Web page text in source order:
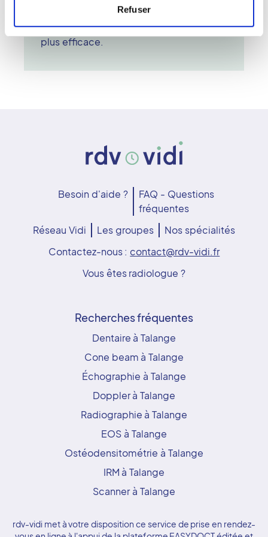
Refuser
des anomalies est précoce, la
prévention renforcée et le suivi médical
plus efficace.
Besoin d'aide ?
FAQ - Questions
fréquentes
Réseau Vidi
Les groupes
Nos spécialités
Contactez-nous : contact@rdv-vidi.fr
Vous êtes radiologue ?
Recherches fréquentes
Dentaire à Talange
Cone beam à Talange
Échographie à Talange
Doppler à Talange
Radiographie à Talange
EOS à Talange
Ostéodensitométrie à Talange
IRM à Talange
Scanner à Talange
rdv-vidi met à votre disposition ce service de prise en rendez-